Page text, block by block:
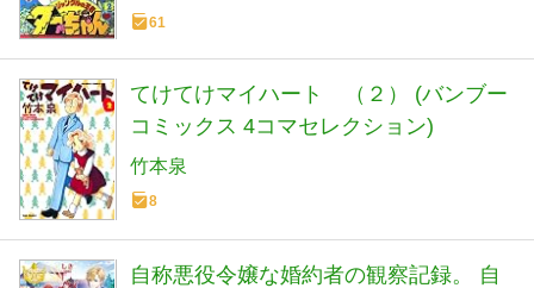
61
てけてけマイハート （２） (バンブー
コミックス 4コマセレクション)
竹本泉
8
自称悪役令嬢な婚約者の観察記録。 自